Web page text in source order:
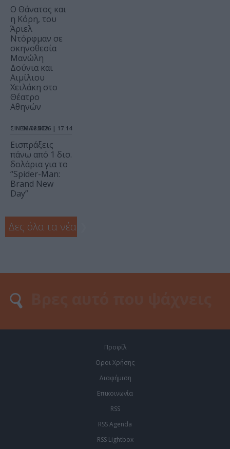
Ο Θάνατος και
η Κόρη, του
Άριελ
Ντόρφμαν σε
σκηνοθεσία
Μανώλη
Δούνια και
Αιμίλιου
Χειλάκη στο
Θέατρο
Αθηνών
ΣΙΝΕΜΑ / ΝΕΑ
06.08.2026 | 17.14
Εισπράξεις
πάνω από 1 δισ.
δολάρια για το
“Spider-Man:
Brand New
Day”
Δες όλα τα νέα
Προφίλ
Οροι Χρήσης
Διαφήμιση
Επικοινωνία
RSS
RSS Agenda
RSS Lightbox